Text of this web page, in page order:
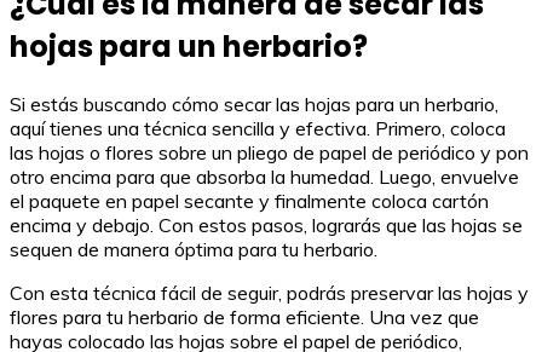
hojas para un herbario?
Si estás buscando cómo secar las hojas para un herbario,
aquí tienes una técnica sencilla y efectiva. Primero, coloca
las hojas o flores sobre un pliego de papel de periódico y pon
otro encima para que absorba la humedad. Luego, envuelve
el paquete en papel secante y finalmente coloca cartón
encima y debajo. Con estos pasos, lograrás que las hojas se
sequen de manera óptima para tu herbario.
Con esta técnica fácil de seguir, podrás preservar las hojas y
flores para tu herbario de forma eficiente. Una vez que
hayas colocado las hojas sobre el papel de periódico,